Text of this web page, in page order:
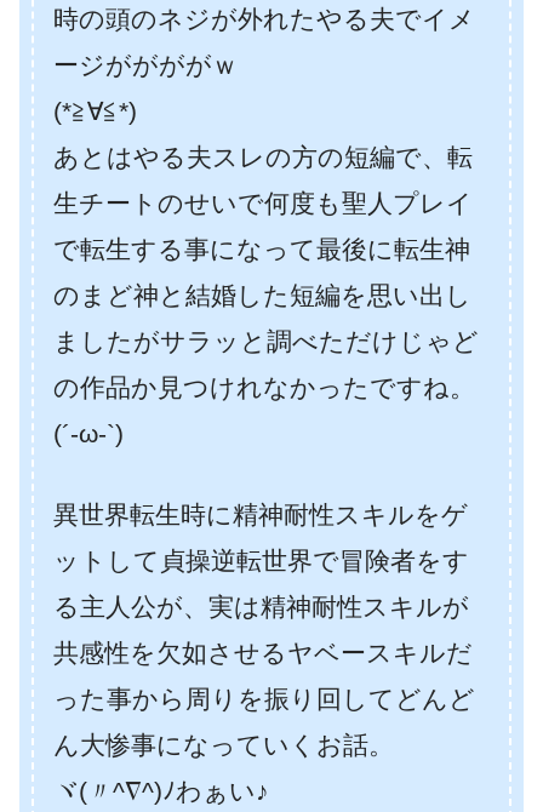
時の頭のネジが外れたやる夫でイメ
ージががががｗ
(*≧∀≦*)
あとはやる夫スレの方の短編で、転
生チートのせいで何度も聖人プレイ
で転生する事になって最後に転生神
のまど神と結婚した短編を思い出し
ましたがサラッと調べただけじゃど
の作品か見つけれなかったですね。
(´-ω-`)
異世界転生時に精神耐性スキルをゲ
ットして貞操逆転世界で冒険者をす
る主人公が、実は精神耐性スキルが
共感性を欠如させるヤベースキルだ
った事から周りを振り回してどんど
ん大惨事になっていくお話。
ヾ(〃^∇^)ﾉわぁい♪